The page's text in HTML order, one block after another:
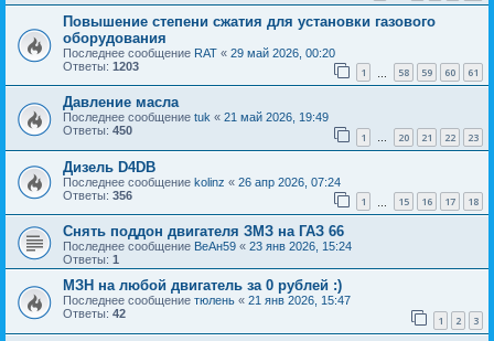
Повышение степени сжатия для установки газового
оборудования
Последнее сообщение RAT « 29 май 2026, 00:20
Ответы: 1203 1 58 59 60 61
Давление масла
Последнее сообщение tuk « 21 май 2026, 19:49
Ответы: 450 1 … 20 21 22 23
Дизель D4DB
Последнее сообщение kolinz « 26 апр 2026, 07:24
Ответы: 356 1 15 16 17 18
Снять поддон двигателя ЗМЗ на ГАЗ 66
Последнее сообщение ВеАн59 « 23 янв 2026, 15:24
Ответы: 1
МЗН на любой двигатель за 0 рублей :)
Последнее сообщение тюлень « 21 янв 2026, 15:47
Ответы: 42 1 2 3